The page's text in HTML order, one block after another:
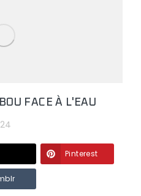
FACE À L'EAU
Pinterest